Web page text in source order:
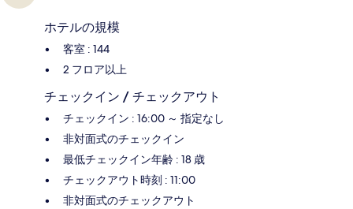
ホテルの規模
客室 : 144
2 フロア以上
チェックイン / チェックアウト
チェックイン : 16:00 ～ 指定なし
非対面式のチェックイン
最低チェックイン年齢 : 18 歳
チェックアウト時刻 : 11:00
非対面式のチェックアウト